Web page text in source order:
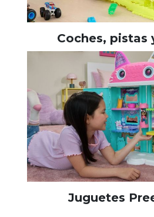
Coches, pistas
Juguetes